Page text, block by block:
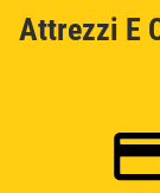
Attrezzi E